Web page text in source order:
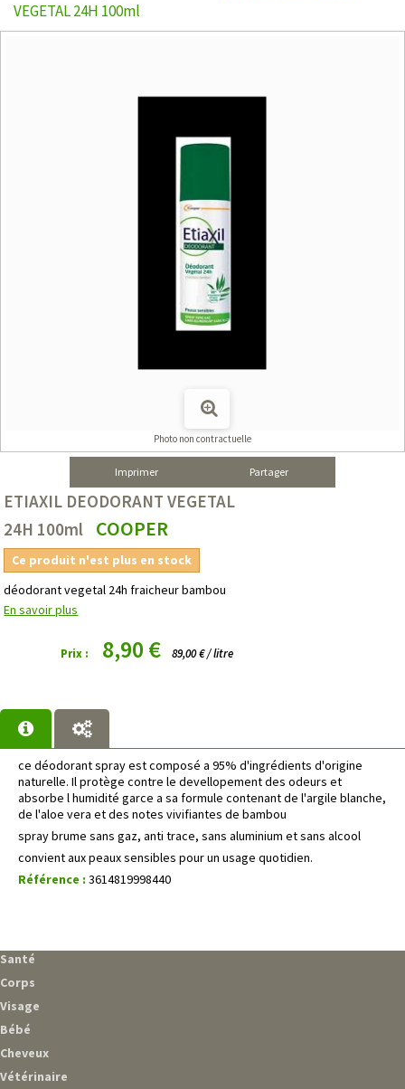
VEGETAL 24H 100ml
Photo non contractuelle
Imprimer Partager
ETIAXIL DEODORANT VEGETAL
24H 100ml
COOPER
Ce produit n'est plus en stock
déodorant vegetal 24h fraicheur bambou
En savoir plus
Prix : 8,90 € 89,00 € / litre
ce déodorant spray est composé a 95% d'ingrédients d'origine
naturelle. Il protège contre le devellopement des odeurs et
absorbe l humidité garce a sa formule contenant de l'argile blanche,
de l'aloe vera et des notes vivifiantes de bambou
spray brume sans gaz, anti trace, sans aluminium et sans alcool
convient aux peaux sensibles pour un usage quotidien.
Référence : 3614819998440
Santé
Corps
Visage
Bébé
Cheveux
Vétérinaire